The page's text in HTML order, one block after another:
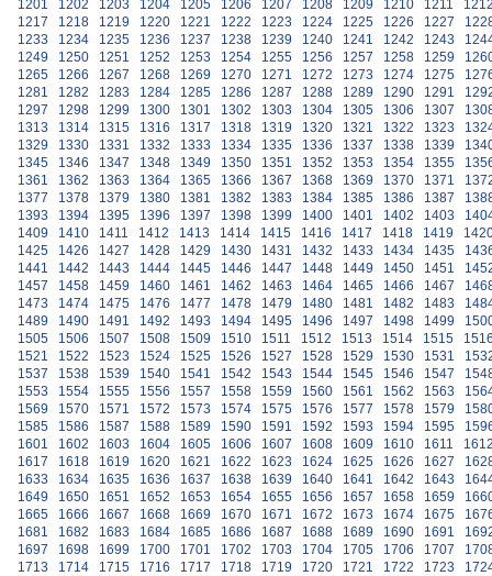
1201 1202 1203 1204 1205 1206 1207 1208 1209 1210 1211
1217
1218 1219 1220 1221 1222 1223 1224 1225 1226 1227
1233
1234 1235 1236 1237 1238 1239 1240 1241 1242 1243
1249
1250 1251 1252 1253 1254 1255 1256 1257 1258 1259
1265
1266 1267 1268 1269 1270 1271 1272 1273 1274 1275
1281
1282 1283 1284 1285 1286 1287 1288 1289 1290 1291
1297
1298 1299 1300 1301 1302 1303 1304 1305 1306 1307
1313
1314 1315 1316 1317 1318 1319 1320 1321 1322 1323
1329
1330 1331 1332 1333 1334 1335 1336 1337 1338 1339
1345
1346 1347 1348 1349 1350 1351 1352 1353 1354 1355
1361
1362 1363 1364 1365 1366 1367 1368 1369 1370 1371
1377
1378 1379 1380 1381 1382 1383 1384 1385 1386 1387
1393
1394 1395 1396 1397 1398 1399 1400 1401 1402 1403
1409
1410 1411 1412 1413 1414 1415 1416 1417 1418 1419
1425
1426 1427 1428 1429 1430 1431 1432 1433 1434 1435
1441
1442 1443 1444 1445 1446 1447 1448 1449 1450 1451
1457
1458 1459 1460 1461 1462 1463 1464 1465 1466 1467
1473
1474 1475 1476 1477 1478 1479 1480 1481 1482 1483
1489
1490 1491 1492 1493 1494 1495 1496 1497 1498 1499
1505
1506 1507 1508 1509 1510 1511 1512 1513 1514 1515
1521
1522 1523 1524 1525 1526 1527 1528 1529 1530 1531
1537
1538 1539 1540 1541 1542 1543 1544 1545 1546 1547
1553
1554 1555 1556 1557 1558 1559 1560 1561 1562 1563
1569
1570 1571 1572 1573 1574 1575 1576 1577 1578 1579
1585
1586 1587 1588 1589 1590 1591 1592 1593 1594 1595
1601
1602 1603 1604 1605 1606 1607 1608 1609 1610 1611
1617
1618 1619 1620 1621 1622 1623 1624 1625 1626 1627
1633
1634 1635 1636 1637 1638 1639 1640 1641 1642 1643
1649
1650 1651 1652 1653 1654 1655 1656 1657 1658 1659
1665
1666 1667 1668 1669 1670 1671 1672 1673 1674 1675
1681
1682 1683 1684 1685 1686 1687 1688 1689 1690 1691
1697
1698 1699 1700 1701 1702 1703 1704 1705 1706 1707
1713
1714 1715 1716 1717 1718 1719 1720 1721 1722 1723